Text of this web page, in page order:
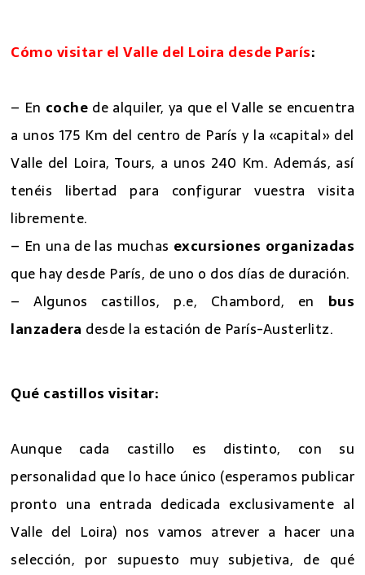
Cómo visitar el Valle del Loira desde París:
– En coche de alquiler, ya que el Valle se encuentra
a unos 175 Km del centro de París y la «capital» del
Valle del Loira, Tours, a unos 240 Km. Además, así
tenéis libertad para configurar vuestra visita
libremente.
– En una de las muchas excursiones organizadas
que hay desde París, de uno o dos días de duración.
– Algunos castillos, p.e, Chambord, en bus
lanzadera desde la estación de París-Austerlitz.
Qué castillos visitar:
Aunque cada castillo es distinto, con su
personalidad que lo hace único (esperamos publicar
pronto una entrada dedicada exclusivamente al
Valle del Loira) nos vamos atrever a hacer una
selección, por supuesto muy subjetiva, de qué